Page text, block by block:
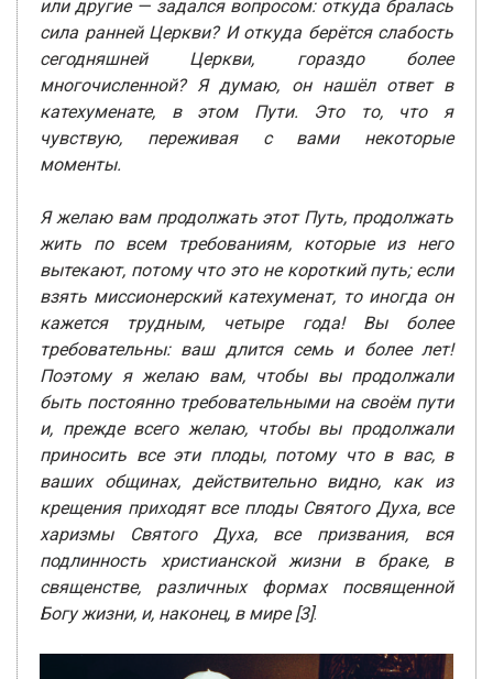
или другие — задался вопросом: откуда бралась
сила ранней Церкви? И откуда берётся слабость
сегодняшней Церкви, гораздо более
многочисленной? Я думаю, он нашёл ответ в
катехуменате, в этом Пути. Это то, что я
чувствую, переживая с вами некоторые
моменты.
Я желаю вам продолжать этот Путь, продолжать
жить по всем требованиям, которые из него
вытекают, потому что это не короткий путь; если
взять миссионерский катехуменат, то иногда он
кажется трудным, четыре года! Вы более
требовательны: ваш длится семь и более лет!
Поэтому я желаю вам, чтобы вы продолжали
быть постоянно требовательными на своём пути
и, прежде всего желаю, чтобы вы продолжали
приносить все эти плоды, потому что в вас, в
ваших общинах, действительно видно, как из
крещения приходят все плоды Святого Духа, все
харизмы Святого Духа, все призвания, вся
подлинность христианской жизни в браке, в
священстве, различных формах посвященной
Богу жизни, и, наконец, в мире [3].